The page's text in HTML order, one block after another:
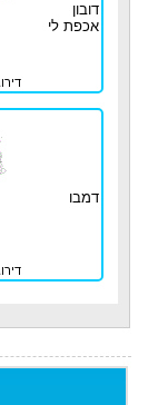
דובון
אכפת לי
דמבו